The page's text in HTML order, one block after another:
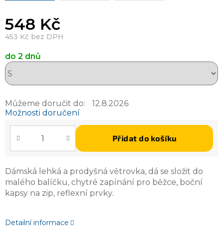
548 Kč
453 Kč bez DPH
do 2 dnů
Můžeme doručit do:
12.8.2026
Možnosti doručení
Přidat do košíku
Dámská lehká a prodyšná větrovka, dá se složit do
malého balíčku, chytré zapínání pro běžce, boční
kapsy na zip, reflexní prvky.
Detailní informace